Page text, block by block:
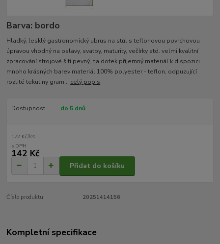
Barva: bordo
Hladký, lesklý gastronomický ubrus na stůl s teflonovou povrchovou
úpravou vhodný na oslavy, svatby, maturity, večírky atd. velmi kvalitní
zpracování strojové šití pevný, na dotek příjemný materiál k dispozici
mnoho krásných barev materiál 100% polyester - teflon, odpuzující
rozlité tekutiny gram... celý popis
Dostupnost do 5 dnů
172 Kč/ks
142 Kč
Přidat do košíku
Číslo produktu: 20251414156
Kompletní specifikace